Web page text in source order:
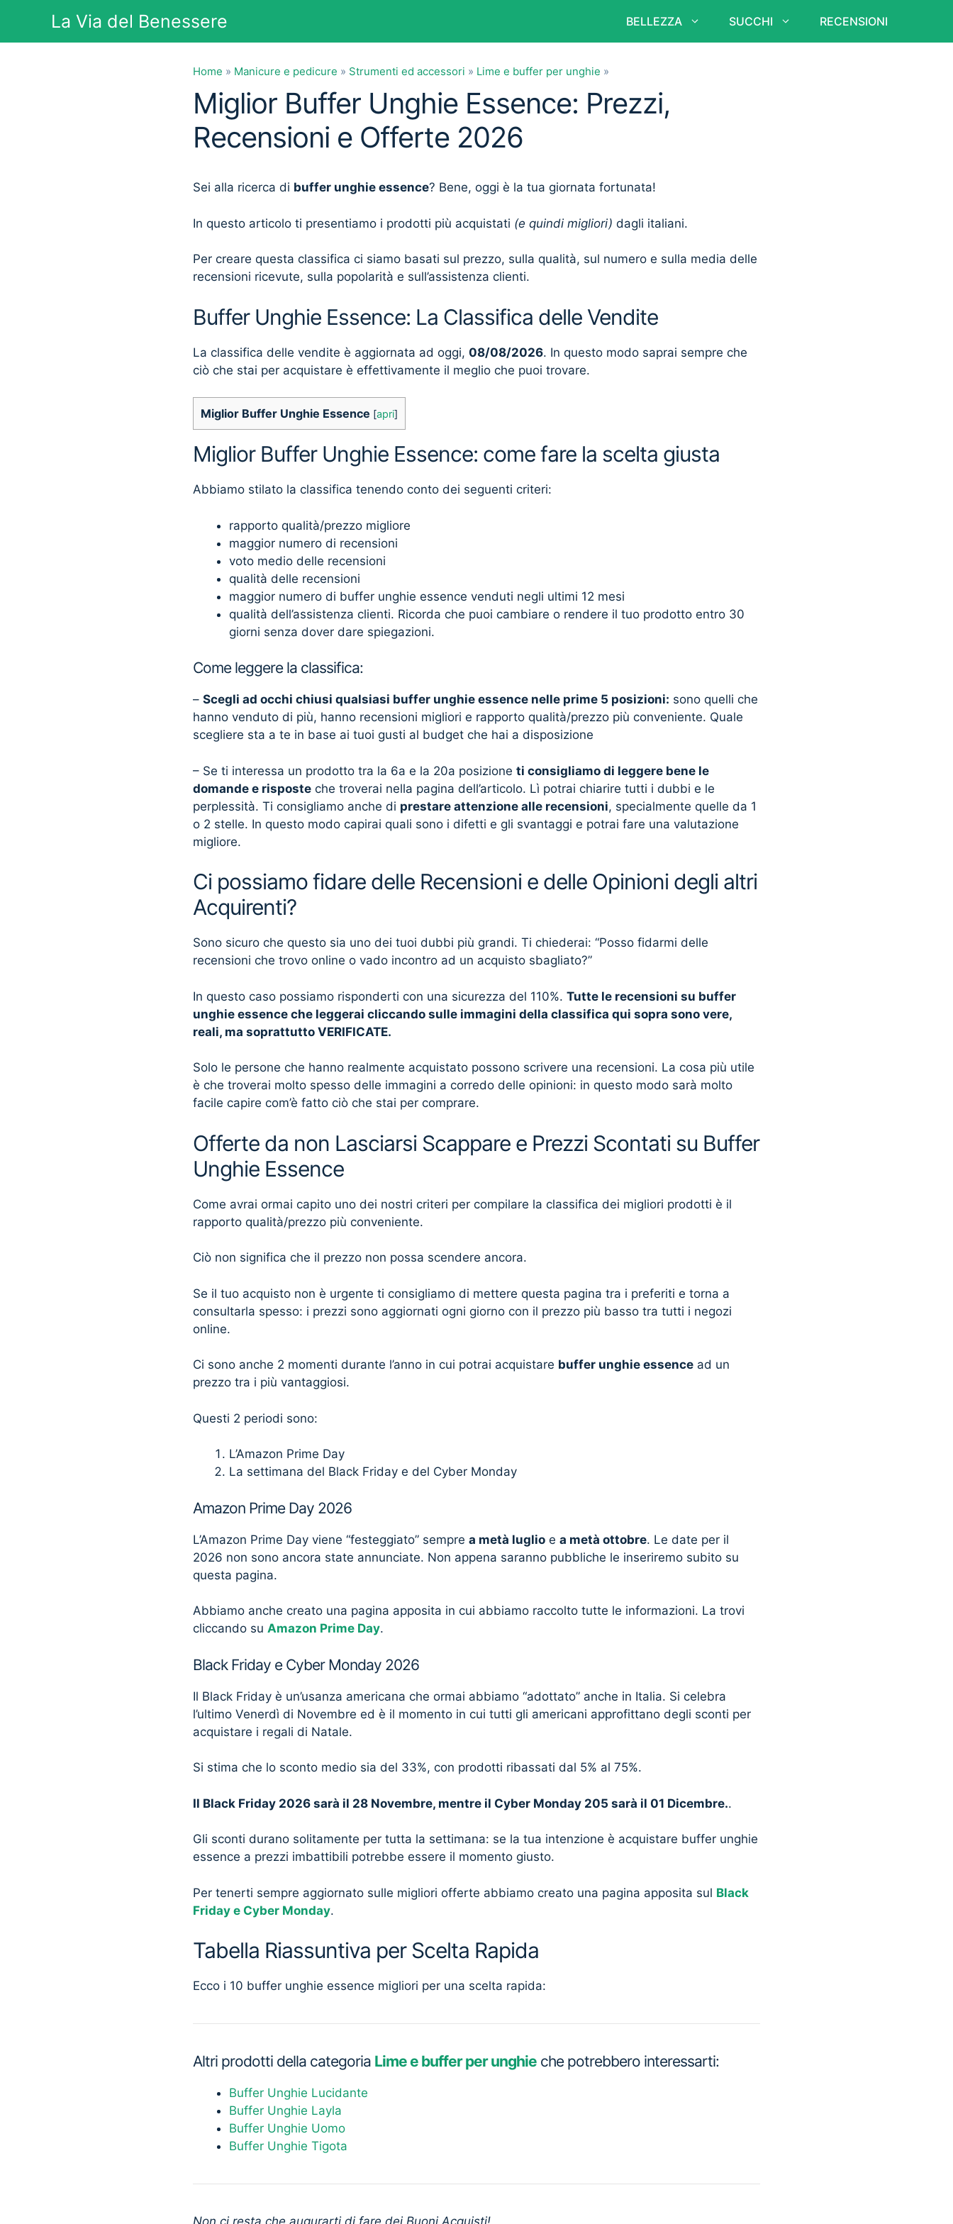
contenuto
La Via del Benessere BELLEZZA SUCCHI RECENSIONI
Home » Manicure e pedicure » Strumenti ed accessori » Lime e buffer per unghie »
Miglior Buffer Unghie Essence: Prezzi,
Recensioni e Offerte 2026
Sei alla ricerca di buffer unghie essence? Bene, oggi è la tua giornata fortunata!
In questo articolo ti presentiamo i prodotti più acquistati (e quindi migliori) dagli italiani.
Per creare questa classifica ci siamo basati sul prezzo, sulla qualità, sul numero e sulla media delle
recensioni ricevute, sulla popolarità e sull’assistenza clienti.
Buffer Unghie Essence: La Classifica delle Vendite
La classifica delle vendite è aggiornata ad oggi, 08/08/2026. In questo modo saprai sempre che
ciò che stai per acquistare è effettivamente il meglio che puoi trovare.
Miglior Buffer Unghie Essence [apri]
Miglior Buffer Unghie Essence: come fare la scelta giusta
Abbiamo stilato la classifica tenendo conto dei seguenti criteri:
rapporto qualità/prezzo migliore
maggior numero di recensioni
voto medio delle recensioni
qualità delle recensioni
maggior numero di buffer unghie essence venduti negli ultimi 12 mesi
qualità dell’assistenza clienti. Ricorda che puoi cambiare o rendere il tuo prodotto entro 30
giorni senza dover dare spiegazioni.
Come leggere la classifica:
– Scegli ad occhi chiusi qualsiasi buffer unghie essence nelle prime 5 posizioni: sono quelli che
hanno venduto di più, hanno recensioni migliori e rapporto qualità/prezzo più conveniente. Quale
scegliere sta a te in base ai tuoi gusti al budget che hai a disposizione
– Se ti interessa un prodotto tra la 6a e la 20a posizione ti consigliamo di leggere bene le
domande e risposte che troverai nella pagina dell’articolo. Lì potrai chiarire tutti i dubbi e le
perplessità. Ti consigliamo anche di prestare attenzione alle recensioni, specialmente quelle da 1
o 2 stelle. In questo modo capirai quali sono i difetti e gli svantaggi e potrai fare una valutazione
migliore.
Ci possiamo fidare delle Recensioni e delle Opinioni degli altri
Acquirenti?
Sono sicuro che questo sia uno dei tuoi dubbi più grandi. Ti chiederai: “Posso fidarmi delle
recensioni che trovo online o vado incontro ad un acquisto sbagliato?”
In questo caso possiamo risponderti con una sicurezza del 110%. Tutte le recensioni su buffer
unghie essence che leggerai cliccando sulle immagini della classifica qui sopra sono vere,
reali, ma soprattutto VERIFICATE.
Solo le persone che hanno realmente acquistato possono scrivere una recensioni. La cosa più utile
è che troverai molto spesso delle immagini a corredo delle opinioni: in questo modo sarà molto
facile capire com’è fatto ciò che stai per comprare.
Offerte da non Lasciarsi Scappare e Prezzi Scontati su Buffer
Unghie Essence
Come avrai ormai capito uno dei nostri criteri per compilare la classifica dei migliori prodotti è il
rapporto qualità/prezzo più conveniente.
Ciò non significa che il prezzo non possa scendere ancora.
Se il tuo acquisto non è urgente ti consigliamo di mettere questa pagina tra i preferiti e torna a
consultarla spesso: i prezzi sono aggiornati ogni giorno con il prezzo più basso tra tutti i negozi
online.
Ci sono anche 2 momenti durante l’anno in cui potrai acquistare buffer unghie essence ad un
prezzo tra i più vantaggiosi.
Questi 2 periodi sono:
L’Amazon Prime Day
La settimana del Black Friday e del Cyber Monday
Amazon Prime Day 2026
L’Amazon Prime Day viene “festeggiato” sempre a metà luglio e a metà ottobre. Le date per il
2026 non sono ancora state annunciate. Non appena saranno pubbliche le inseriremo subito su
questa pagina.
Abbiamo anche creato una pagina apposita in cui abbiamo raccolto tutte le informazioni. La trovi
cliccando su Amazon Prime Day.
Black Friday e Cyber Monday 2026
Il Black Friday è un’usanza americana che ormai abbiamo “adottato” anche in Italia. Si celebra
l’ultimo Venerdì di Novembre ed è il momento in cui tutti gli americani approfittano degli sconti per
acquistare i regali di Natale.
Si stima che lo sconto medio sia del 33%, con prodotti ribassati dal 5% al 75%.
Il Black Friday 2026 sarà il 28 Novembre, mentre il Cyber Monday 205 sarà il 01 Dicembre..
Gli sconti durano solitamente per tutta la settimana: se la tua intenzione è acquistare buffer unghie
essence a prezzi imbattibili potrebbe essere il momento giusto.
Per tenerti sempre aggiornato sulle migliori offerte abbiamo creato una pagina apposita sul Black
Friday e Cyber Monday.
Tabella Riassuntiva per Scelta Rapida
Ecco i 10 buffer unghie essence migliori per una scelta rapida:
Altri prodotti della categoria Lime e buffer per unghie che potrebbero interessarti:
Buffer Unghie Lucidante
Buffer Unghie Layla
Buffer Unghie Uomo
Buffer Unghie Tigota